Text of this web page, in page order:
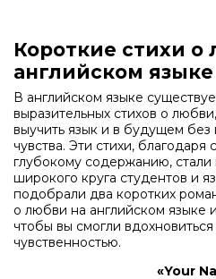
Короткие стихи о
английском языке
В английском языке
выразительных стихов о
выучить язык и в будущем
чувства. Эти стихи, благодаря
глубокому содержанию,
широкого круга студентов и
подобрали два коротких
о любви на английском языке
чтобы вы смогли
чувственностью.
«Your